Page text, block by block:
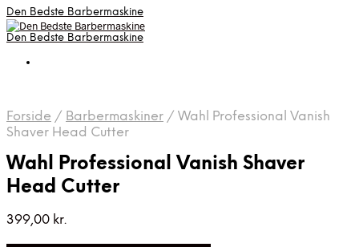
Den Bedste Barbermaskine
Den Bedste Barbermaskine
Forside / Barbermaskiner / Wahl Professional Vanish
Shaver Head Cutter
Wahl Professional Vanish Shaver
Head Cutter
399,00 kr.